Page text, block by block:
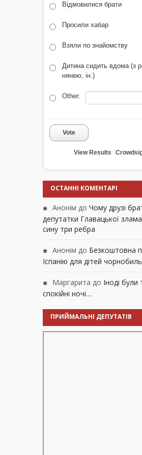
Відмовилися брати
Просили хабар
Взяли по знайомству
Дитина сидить вдома (з
нянею, ін.)
Other:
Vote
View Results
ОСТАННІ КОМЕНТАРІ
Анонім до Чому друзі
депутатки Главацької
сину три ребра
Анонім до Безкоштовна
Іспанію для дітей
Маргарита до Іноді були
спокійні ночі…
ПРИЙМАЛЬНІ ДЕПУТАТІВ